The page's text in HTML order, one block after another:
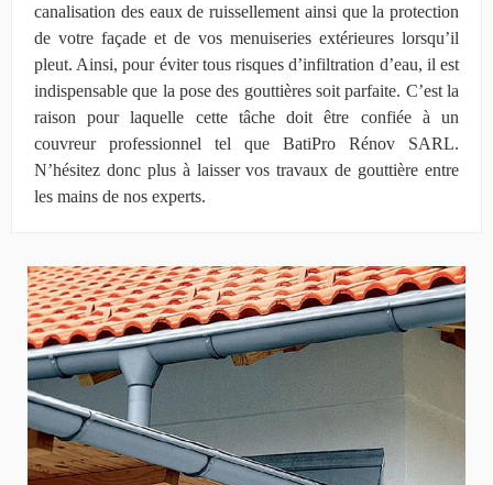
canalisation des eaux de ruissellement ainsi que la protection
de votre façade et de vos menuiseries extérieures lorsqu’il
pleut. Ainsi, pour éviter tous risques d’infiltration d’eau, il est
indispensable que la pose des gouttières soit parfaite. C’est la
raison pour laquelle cette tâche doit être confiée à un
couvreur professionnel tel que BatiPro Rénov SARL.
N’hésitez donc plus à laisser vos travaux de gouttière entre
les mains de nos experts.